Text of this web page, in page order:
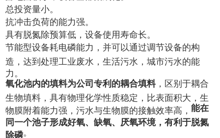
总投资量小。
抗冲击负荷的能力强。
具有脱氮除预算低，设备使用寿命长。
节能型设备耗电磷能力，并可以通过调节设备的构
造，达到处理工业废水，生活污水，城市污水的能
力。
氧化池内的填料为公司专利的耦合填料，区别于耦合
生物填料，具有物理化学性质稳定，比表面积大，生
物膜附着能力强，污水与生物膜的接触效率高，能在
同一个池子形成好氧、缺氧、厌氧环境，有利于脱氮
除磷。